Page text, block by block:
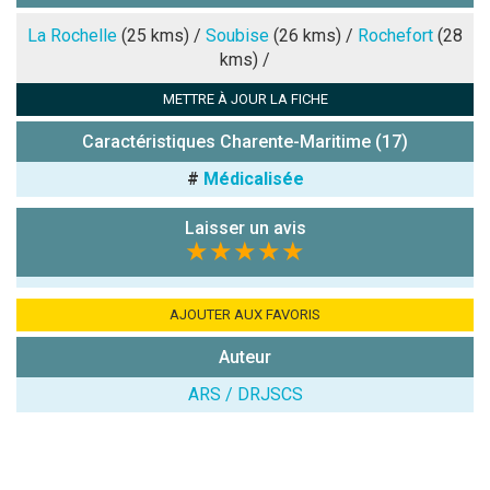
Note que vous souhaitez attribuer :
Antispam -
chiffres) :
Avis sur
(En cliquant sur 'Valider', j'accepte que mon avis
La Rochelle (25 kms) / Soubise (26 kms) / Rochefort (28
kms) /
METTRE À JOUR LA FICHE
Caractéristiques Charente-Maritime (17)
# Médicalisée
Laisser un avis
★★★★★
AJOUTER AUX FAVORIS
Auteur
ARS / DRJSCS